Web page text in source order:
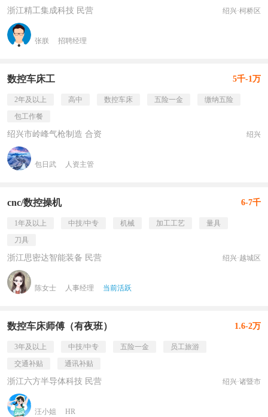
浙江精工集成科技 民营 绍兴·柯桥区
张朕 招聘经理
数控车床工 5千-1万
2年及以上 高中 数控车床 五险一金
缴纳五险
包工作餐
绍兴市岭峰气枪制造 合资 绍兴
包日武 人资主管
cnc/数控操机 6-7千
1年及以上 中技/中专 机械 加工工艺
量具
刀具
浙江思密达智能装备 民营 绍兴·越城区
陈女士 人事经理 当前活跃
数控车床师傅（有夜班） 1.6-2万
3年及以上 中技/中专 五险一金
员工旅游
交通补贴
通讯补贴
浙江六方半导体科技 民营 绍兴·诸暨市
汪小姐 HR